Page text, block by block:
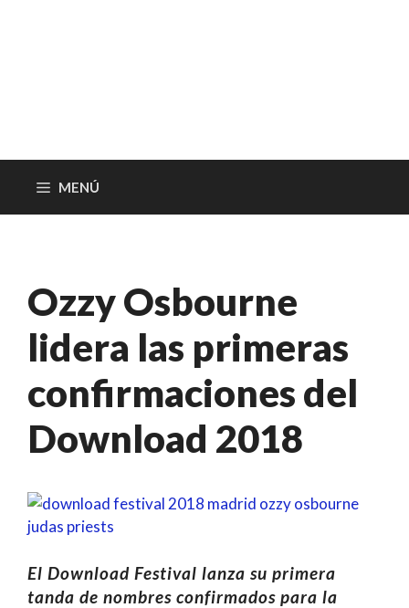
MENÚ
Ozzy Osbourne
lidera las primeras
confirmaciones del
Download 2018
El Download Festival lanza su primera
tanda de nombres confirmados para la